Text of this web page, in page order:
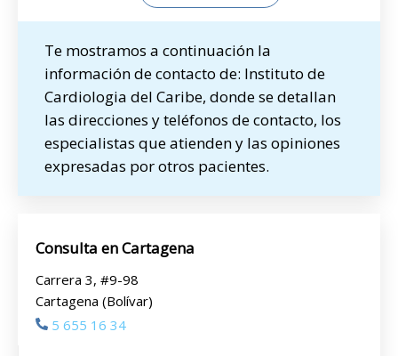
Te mostramos a continuación la
información de contacto de: Instituto de
Cardiologia del Caribe, donde se detallan
las direcciones y teléfonos de contacto, los
especialistas que atienden y las opiniones
expresadas por otros pacientes.
Consulta en Cartagena
Carrera 3, #9-98
Cartagena (Bolívar)
5 655 16 34